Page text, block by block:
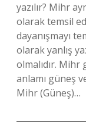
yazılır? Mihr
olarak temsil
dayanışmayı
olarak yanlış
olmalıdır. Mihr
anlamı güneş
Mihr (Güneş)…